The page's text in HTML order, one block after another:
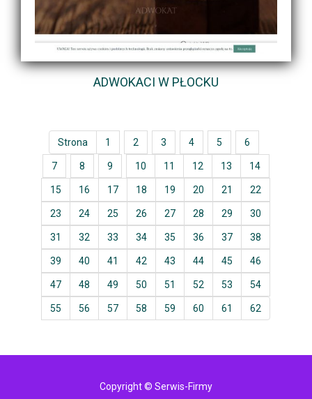
ADWOKACI W PŁOCKU
Strona 1 2 3 4 5 6
7 8 9 10 11 12 13 14
15 16 17 18 19 20 21 22
23 24 25 26 27 28 29 30
31 32 33 34 35 36 37 38
39 40 41 42 43 44 45 46
47 48 49 50 51 52 53 54
55 56 57 58 59 60 61 62
Copyright © Serwis-Firmy